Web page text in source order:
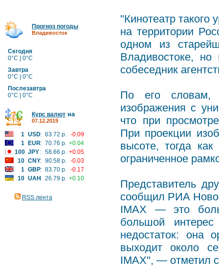
Прогноз погоды
Владивосток
Сегодня
0°C | 0°C
Завтра
0°C | 0°C
Послезавтра
0°C | 0°C
Курс валют на
07.12.2019
1 USD: 63.72 р. -0.09
1
EUR: 70.76 р. +0.04
100 JPY : 58.66 р. +0.05
10 CNY: 90.58 р. -0.03
1 GBP: 83.70 р. -0.17
10 UAH: 26.79 р. +0.10
RSS лента
"Кинотеатр такого
на территории
одном из
Владивостоке,
собеседник
По его словам,
изображения с
что при
При проекции
высоте, тогда
ограниченное
Представитель
сообщил РИА
IMAX — это
большой
недостаток: она
выходит около
IMAX", — отметил